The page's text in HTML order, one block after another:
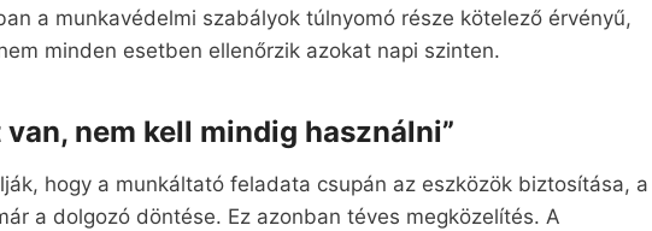
a munkavédelmi szabályok túlnyomó része kötelező érvényű,
minden esetben ellenőrzik azokat napi szinten.
van, nem kell mindig használni”
hogy a munkáltató feladata csupán az eszközök biztosítása, a
a dolgozó döntése. Ez azonban téves megközelítés. A